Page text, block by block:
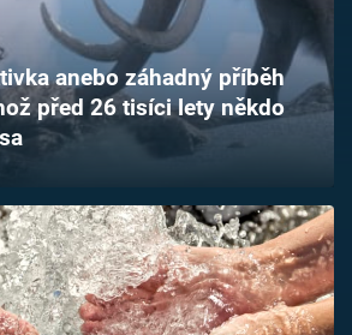
anebo záhadný příběh
před 26 tisíci lety někdo